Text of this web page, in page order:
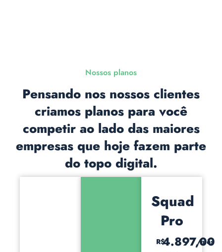
Nossos planos
Pensando nos nossos clientes
criamos planos para você
competir ao lado das maiores
empresas que hoje fazem parte
do topo digital.
Squad
Pro
R$4.897,00
/mês